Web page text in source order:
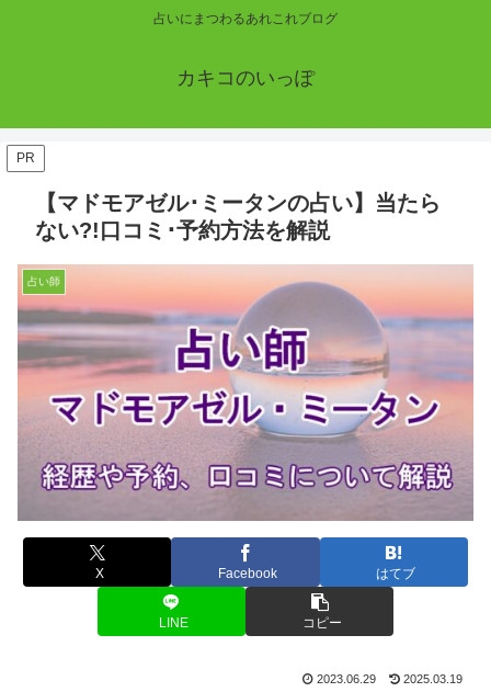
占いにまつわるあれこれブログ
カキコのいっぽ
PR
【マドモアゼル･ミータンの占い】当たら
ない?!口コミ･予約方法を解説
占い師
X Facebook はてブ
LINE コピー
2023.06.29 2025.03.19